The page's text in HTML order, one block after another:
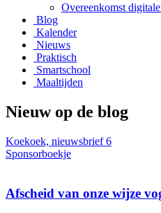
Overeenkomst
Blog
Kalender
Nieuws
Praktisch
Smartschool
Maaltijden
Nieuwop de blog
Koekoek, nieuwsbrief 6
Sponsorboekje
Afscheid van onze wijze